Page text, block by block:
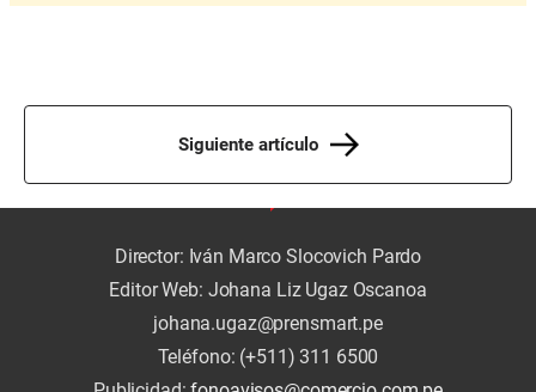
Siguiente artículo
Director: Iván Marco Slocovich Pardo
Editor Web: Johana Liz Ugaz Oscanoa
johana.ugaz@prensmart.pe
Teléfono: (+511) 311 6500